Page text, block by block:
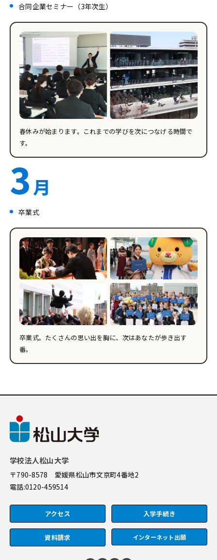
合同企業セミナー（3年次生）
春休みが始まります。これまでの学びを次につなげる時間で
す。
3月
卒業式
卒業式。たくさんの思い出を胸に、次はあなたが歩き出す
番。
学校法人松山大学
〒790-8578 愛媛県松山市文京町4番地2
電話:0120-459514
アクセス 入学手続き
資料請求 インターネット出願